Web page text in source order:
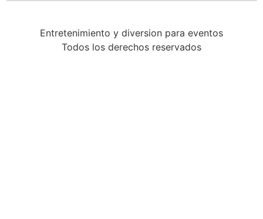
Entretenimiento y diversion para eventos
Todos los derechos reservados